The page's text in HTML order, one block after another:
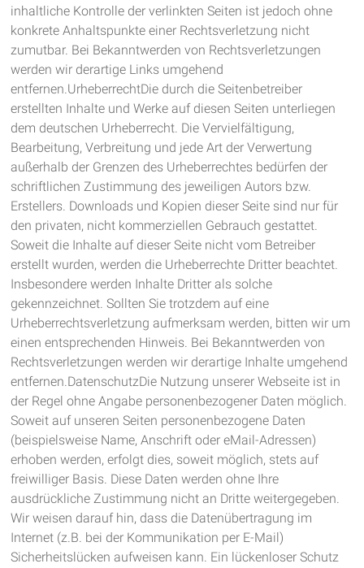
inhaltliche Kontrolle der verlinkten Seiten ist jedoch ohne
konkrete Anhaltspunkte einer Rechtsverletzung nicht
zumutbar. Bei Bekanntwerden von Rechtsverletzungen
werden wir derartige Links umgehend
entfernen.UrheberrechtDie durch die Seitenbetreiber
erstellten Inhalte und Werke auf diesen Seiten unterliegen
dem deutschen Urheberrecht. Die Vervielfältigung,
Bearbeitung, Verbreitung und jede Art der Verwertung
außerhalb der Grenzen des Urheberrechtes bedürfen der
schriftlichen Zustimmung des jeweiligen Autors bzw.
Erstellers. Downloads und Kopien dieser Seite sind nur für
den privaten, nicht kommerziellen Gebrauch gestattet.
Soweit die Inhalte auf dieser Seite nicht vom Betreiber
erstellt wurden, werden die Urheberrechte Dritter beachtet.
Insbesondere werden Inhalte Dritter als solche
gekennzeichnet. Sollten Sie trotzdem auf eine
Urheberrechtsverletzung aufmerksam werden, bitten wir um
einen entsprechenden Hinweis. Bei Bekanntwerden von
Rechtsverletzungen werden wir derartige Inhalte umgehend
entfernen.DatenschutzDie Nutzung unserer Webseite ist in
der Regel ohne Angabe personenbezogener Daten möglich.
Soweit auf unseren Seiten personenbezogene Daten
(beispielsweise Name, Anschrift oder eMail-Adressen)
erhoben werden, erfolgt dies, soweit möglich, stets auf
freiwilliger Basis. Diese Daten werden ohne Ihre
ausdrückliche Zustimmung nicht an Dritte weitergegeben.
Wir weisen darauf hin, dass die Datenübertragung im
Internet (z.B. bei der Kommunikation per E-Mail)
Sicherheitslücken aufweisen kann. Ein lückenloser Schutz